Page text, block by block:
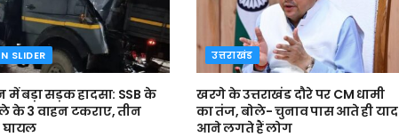
SLIDER
में बड़ा सड़क हादसा: SSB के
के 3 वाहन टकराए, तीन
उत्तराखंड
खरगे के उत्तराखंड दौरे पर CM धामी
का तंज, बोले- चुनाव पास आते ही याद
आने लगते हैं लोग